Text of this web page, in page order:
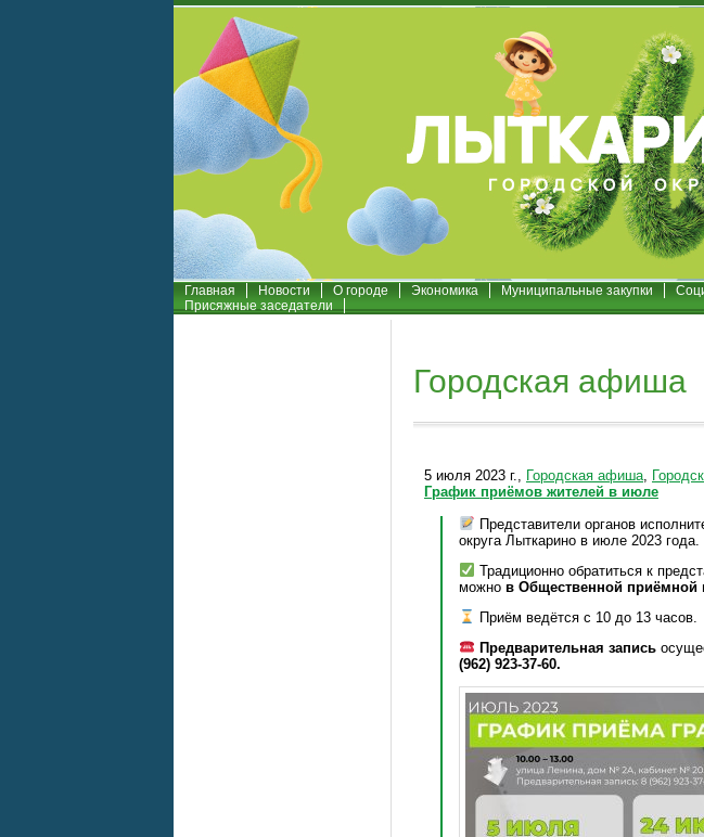
Главная Новости О городе Экономика Муниципальные закупки
Присяжные заседатели
Городская афиша
5 июля 2023 г., Городская афиша,
График приёмов жителей в июле
Представители органов
округа Лыткарино в июле 2023 года.
Традиционно обратиться к
можно в Общественной приёмной
Приём ведётся с 10 до 13 часов.
Предварительная запись
(962) 923-37-60.